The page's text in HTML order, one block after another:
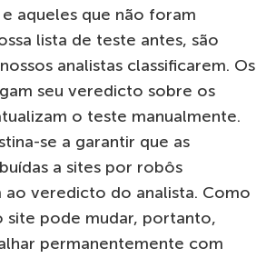
aqueles que não foram
lista de teste antes, são
analistas classificarem. Os
seu veredicto sobre os
o teste manualmente.
se a garantir que as
a sites por robôs
ao veredicto do analista. Como
site pode mudar, portanto,
permanentemente com